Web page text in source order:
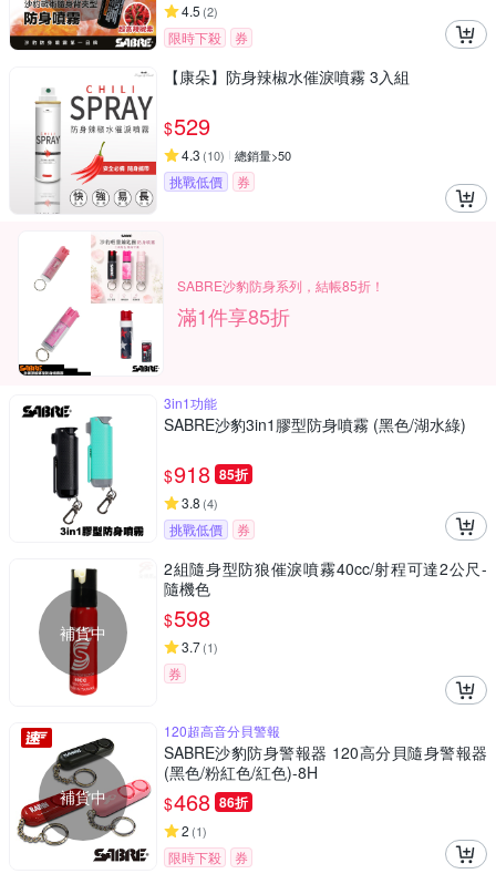
4.5 (2)
限時下殺 券
【康朵】防身辣椒水催淚噴霧 3入組
$529
4.3 (10) 總銷量>50
挑戰低價 券
SABRE沙豹防身系列，結帳85折！
滿1件享85折
3in1功能
SABRE沙豹3in1膠型防身噴霧 (黑色/湖水綠)
$918 85折
3.8 (4)
挑戰低價 券
補貨中
2組隨身型防狼催淚噴霧40cc/射程可達2公尺-
隨機色
$598
3.7(1)
券
補貨中
120超高音分貝警報
SABRE沙豹防身警報器 120高分貝隨身警報器
(黑色/粉紅色/紅色)-8H
$468 86折
2 (1)
限時下殺
券